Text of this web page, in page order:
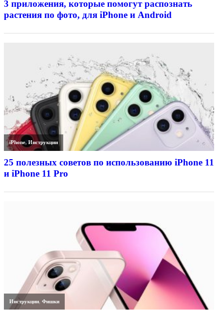
3 приложения, которые помогут распознать
растения по фото, для iPhone и Android
iPhone,Инструкции
25 полезных советов по использованию iPhone 11
и iPhone 11 Pro
Инструкции,Фишки